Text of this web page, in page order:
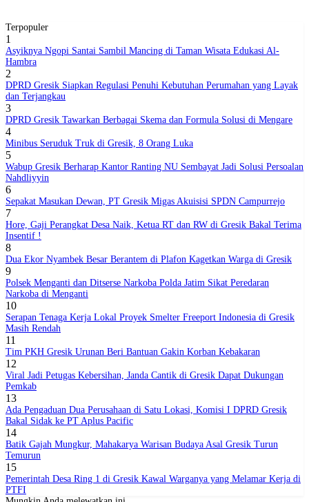
Terpopuler
1
Asyiknya Ngopi Santai Sambil Mancing di Taman Wisata Edukasi Al-
Hambra
2
DPRD Gresik Siapkan Regulasi Penuhi Kebutuhan Perumahan yang Layak
dan Terjangkau
3
DPRD Gresik Tawarkan Berbagai Skema dan Formula Solusi di Mengare
4
Minibus Seruduk Truk di Gresik, 8 Orang Luka
5
Wabup Gresik Berharap Kantor Ranting NU Sembayat Jadi Solusi Persoalan
Nahdliyyin
6
Sepakat Masukan Dewan, PT Gresik Migas Akuisisi SPDN Campurrejo
7
Hore, Gaji Perangkat Desa Naik, Ketua RT dan RW di Gresik Bakal Terima
Insentif !
8
Dua Ekor Nyambek Besar Berantem di Plafon Kagetkan Warga di Gresik
9
Polsek Menganti dan Ditserse Narkoba Polda Jatim Sikat Peredaran
Narkoba di Menganti
10
Serapan Tenaga Kerja Lokal Proyek Smelter Freeport Indonesia di Gresik
Masih Rendah
11
Tim PKH Gresik Urunan Beri Bantuan Gakin Korban Kebakaran
12
Viral Jadi Petugas Kebersihan, Janda Cantik di Gresik Dapat Dukungan
Pemkab
13
Ada Pengaduan Dua Perusahaan di Satu Lokasi, Komisi I DPRD Gresik
Bakal Sidak ke PT Aplus Pacific
14
Batik Gajah Mungkur, Mahakarya Warisan Budaya Asal Gresik Turun
Temurun
15
Pemerintah Desa Ring 1 di Gresik Kawal Warganya yang Melamar Kerja di
PTFI